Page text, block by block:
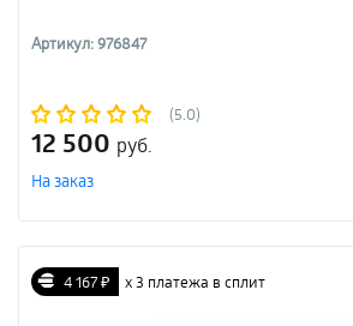
Артикул: 976847
(5.0)
12 500 руб.
На заказ
4 167 ₽ х 3 платежа в сплит